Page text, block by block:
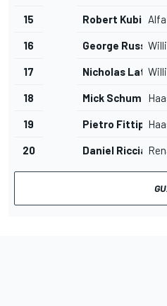
15 Robert Kubica
16 George Russell
17 Nicholas Latifi
18 Mick
19 Pietro Fittipaldi
20 Daniel Ricciardo